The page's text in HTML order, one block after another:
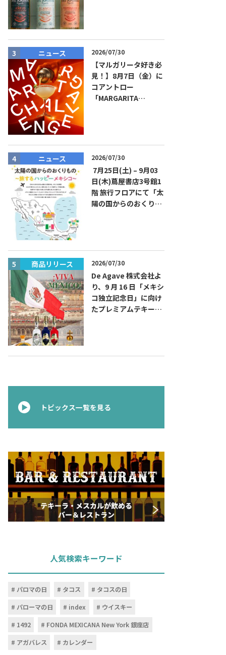
ニュース 2026/07/30
【マルガリータ好き必
見！】8月7日（金）に
コアントロー
「MARGARITA
無料！
ニュース 2026/07/30
7月25日(土) – 9月03
日(木)蔦屋書店3号館1
階 旅行フロアにて「太
陽の国からのおくりも
商品リリース 2026/07/30
De Agave 株式会社よ
り、9 月 16 日「メキシ
コ独立記念日」に向け
たプレミアムテキーラ
トピックス一覧を見る
人気検索キーワード
パロマの日 タコス
タコスの日
パローマの日
index
ウイスキー
1492
FONDA MEXICANA New York 銀座店
アガバレス
カレンダー